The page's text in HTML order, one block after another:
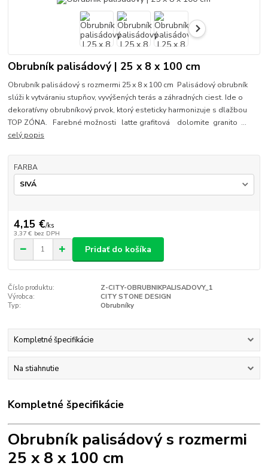
Obrubník palisádový | 25 x 8 x 100 cm
Obrubník palisádový s rozmermi 25 x 8 x 100 cm Palisádový obrubník
slúži k vytváraniu stupňov, vyvýšených terás a záhradných ciest. Ide o
dekoratívny obrubníkový prvok, ktorý esteticky harmonizuje s dlažbou
TOP ZÓNA. Farebné možnosti latte grafitová dolomite granito ...
celý popis
FARBA
4,15 €/ks
3,37 € bez DPH
Pridať do košíka
Číslo produktu:
Z-CITY-OBRUBNIKPALISADOVY_1
Výrobca:
CITY STONE DESIGN
Typ:
Obrubníky
Kompletné špecifikácie
Na stiahnutie
Kompletné špecifikácie
Obrubník palisádový s rozmermi
25 x 8 x 100 cm